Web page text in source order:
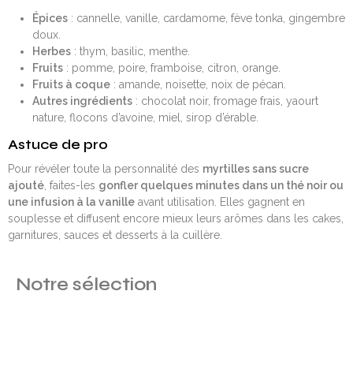
Épices: cannelle, vanille, cardamome, fève tonka, gingembre
doux.
Herbes: thym, basilic, menthe.
Fruits: pomme, poire, framboise, citron, orange.
Fruits à coque: amande, noisette, noix de pécan.
Autres ingrédients: chocolat noir, fromage frais, yaourt
nature, flocons d’avoine, miel, sirop d’érable.
Astuce de pro
Pour révéler toute la personnalité des myrtilles sans sucre
ajouté , faites-les gonfler quelques minutes dans un thé noir ou
une infusion à la vanille avant utilisation. Elles gagnent en
souplesse et diffusent encore mieux leurs arômes dans les cakes,
garnitures, sauces et desserts à la cuillère.
Notre sélection